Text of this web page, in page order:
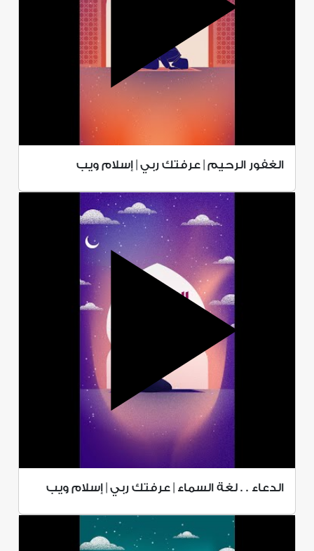
الغفور الرحيم | عرفتك ربي | إسلام ويب
الدعاء . . لغة السماء | عرفتك ربي | إسلام ويب